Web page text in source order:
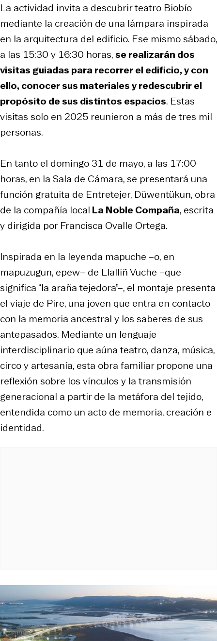
La actividad invita a descubrir teatro Biobío
mediante la creación de una lámpara inspirada
en la arquitectura del edificio. Ese mismo sábado,
a las 15:30 y 16:30 horas,se realizarán dos
visitas guiadas para recorrer el edificio, y con
ello, conocer sus materiales y redescubrir el
propósito de sus distintos espacios. Estas
visitas solo en 2025 reunieron a más de tres mil
personas.
En tanto el domingo 31 de mayo, a las 17:00
horas, en la Sala de Cámara, se presentará una
función gratuita de Entretejer, Düwentükun, obra
de la compañía local La Noble Compaña, escrita
y dirigida por Francisca Ovalle Ortega.
Inspirada en la leyenda mapuche –o, en
mapuzugun, epew– de Llalliñ Vuche –que
significa “la araña tejedora”–, el montaje presenta
el viaje de Pire, una joven que entra en contacto
con la memoria ancestral y los saberes de sus
antepasados. Mediante un lenguaje
interdisciplinario que aúna teatro, danza, música,
circo y artesanía, esta obra familiar propone una
reflexión sobre los vínculos y la transmisión
generacional a partir de la metáfora del tejido,
entendida como un acto de memoria, creación e
identidad.